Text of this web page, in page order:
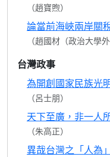
（趙寶煦）
論當前海峽兩岸關
（趙國材（政治大學
台灣政事
為開創國家民族光
（呂士朋）
天下至廣，非一人
（朱高正）
異哉台灣之「人為